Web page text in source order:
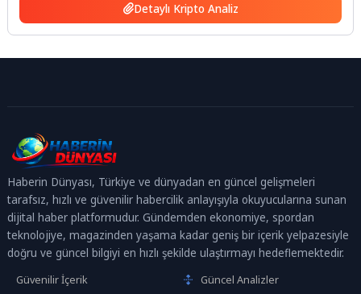
Detaylı Kripto Analiz
Haberin Dünyası, Türkiye ve dünyadan en güncel gelişmeleri
tarafsız, hızlı ve güvenilir habercilik anlayışıyla okuyucularına sunan
dijital haber platformudur. Gündemden ekonomiye, spordan
teknolojiye, magazinden yaşama kadar geniş bir içerik yelpazesiyle
doğru ve güncel bilgiyi en hızlı şekilde ulaştırmayı hedeflemektedir.
Güvenilir İçerik
Güncel Analizler